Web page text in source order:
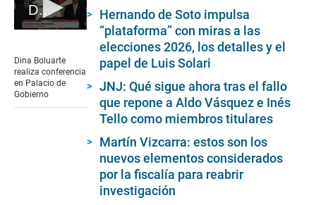
Dina Boluarte realiza conferencia en Palacio de Gobierno
of
3
minutes,
3
Dina Boluarte
realiza conferencia
en Palacio de
Gobierno
Hernando de Soto impulsa
“plataforma” con miras a las
elecciones 2026, los detalles y el
papel de Luis Solari
JNJ: Qué sigue ahora tras el fallo
que repone a Aldo Vásquez e Inés
Tello como miembros titulares
Martín Vizcarra: estos son los
nuevos elementos considerados
por la fiscalía para reabrir
investigación